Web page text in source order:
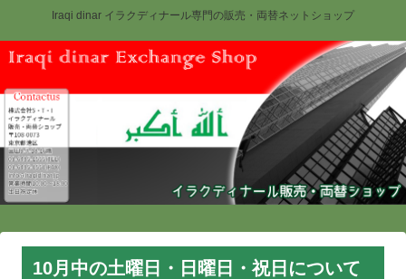
Iraqi dinar イラクディナール専門の販売・両替ネットショップ
10月中の土曜日・日曜日・祝日について